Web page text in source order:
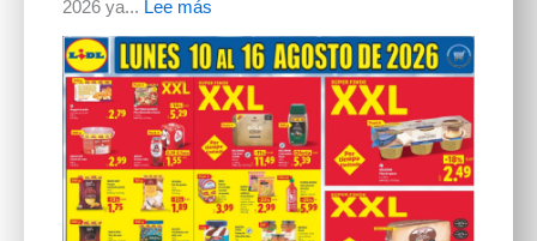
2026 ya... Lee más